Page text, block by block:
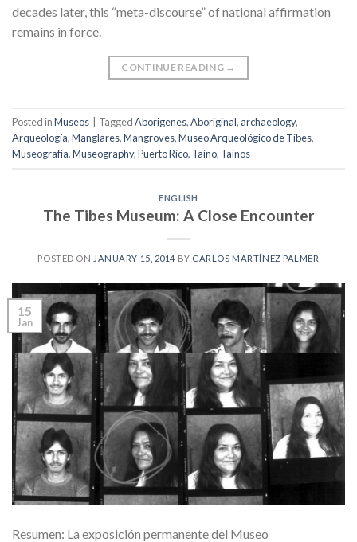
decades later, this “meta-discourse” of national affirmation
remains in force.
CONTINUE READING →
Posted inMuseos TaggedAborigenes,Aboriginal, archaeology,
Arqueología,Manglares,Mangroves,Museo Arqueológico de Tibes,
Museografía,Museography,Puerto Rico, Taino, Tainos
ENGLISH
The Tibes Museum: A Close Encounter
POSTED ON JANUARY 15, 2014 BY CARLOS MARTÍNEZ PALMER
15
Jan
Resumen: La exposición permanente del Museo